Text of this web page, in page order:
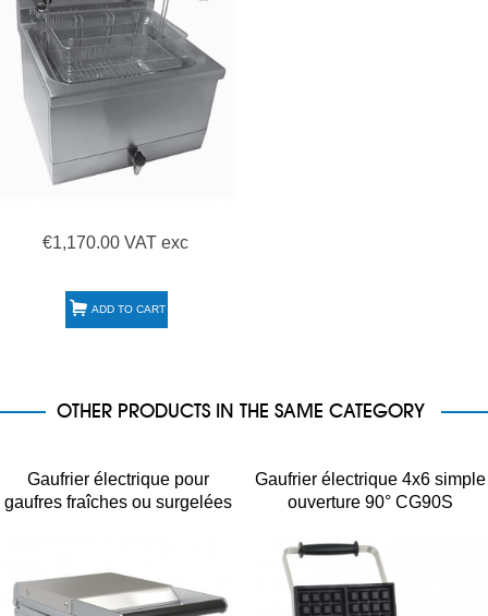
€1,170.00 VAT exc
ADD TO CART
OTHER PRODUCTS IN THE SAME CATEGORY
Gaufrier électrique pour
gaufres fraîches ou surgelées
Gaufrier électrique 4x6 simple
ouverture 90° CG90S